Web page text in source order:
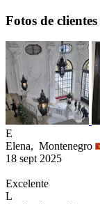
Fotos de clientes
E
Elena, Montenegro
18 sept 2025
Excelente
L